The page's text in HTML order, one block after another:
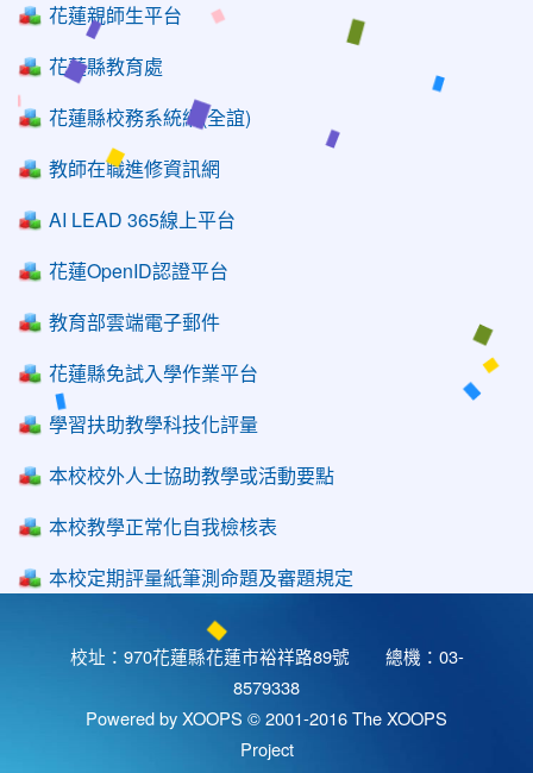
花蓮親師生平台
花蓮縣教育處
花蓮縣校務系統網(全誼)
教師在職進修資訊網
AI LEAD 365線上平台
花蓮OpenID認證平台
教育部雲端電子郵件
花蓮縣免試入學作業平台
學習扶助教學科技化評量
本校校外人士協助教學或活動要點
本校教學正常化自我檢核表
本校定期評量紙筆測命題及審題規定
校址：970花蓮縣花蓮市裕祥路89號 總機：03-
8579338
Powered by XOOPS © 2001-2016The XOOPS
Project